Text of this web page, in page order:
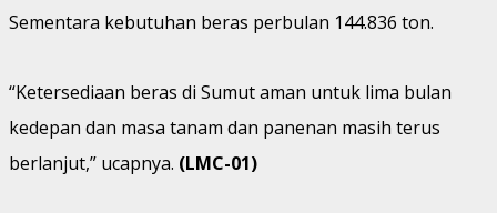
Sementara kebutuhan beras perbulan 144.836 ton.
“Ketersediaan beras di Sumut aman untuk lima bulan
kedepan dan masa tanam dan panenan masih terus
berlanjut,” ucapnya. (LMC-01)